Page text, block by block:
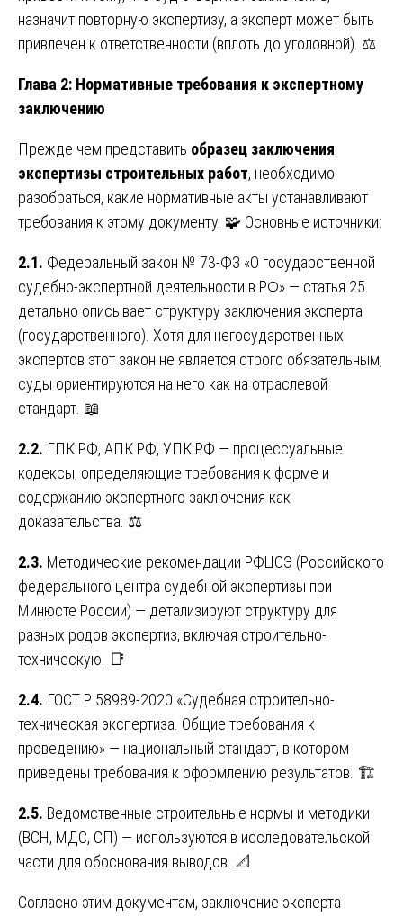
назначит повторную экспертизу, а эксперт может быть
привлечен к ответственности (вплоть до уголовной). ⚖️
Глава 2: Нормативные требования к экспертному
заключению
Прежде чем представить образец заключения
экспертизы строительных работ, необходимо
разобраться, какие нормативные акты устанавливают
требования к этому документу. 🧩 Основные источники:
2.1. Федеральный закон № 73-ФЗ «О государственной
судебно-экспертной деятельности в РФ» — статья 25
детально описывает структуру заключения эксперта
(государственного). Хотя для негосударственных
экспертов этот закон не является строго обязательным,
суды ориентируются на него как на отраслевой
стандарт. 📖
2.2. ГПК РФ, АПК РФ, УПК РФ — процессуальные
кодексы, определяющие требования к форме и
содержанию экспертного заключения как
доказательства. ⚖️
2.3. Методические рекомендации РФЦСЭ (Российского
федерального центра судебной экспертизы при
Минюсте России) — детализируют структуру для
разных родов экспертиз, включая строительно-
техническую. 📑
2.4. ГОСТ Р 58989-2020 «Судебная строительно-
техническая экспертиза. Общие требования к
проведению» — национальный стандарт, в котором
приведены требования к оформлению результатов. 🏗️
2.5. Ведомственные строительные нормы и методики
(ВСН, МДС, СП) — используются в исследовательской
части для обоснования выводов. 📐
Согласно этим документам, заключение эксперта